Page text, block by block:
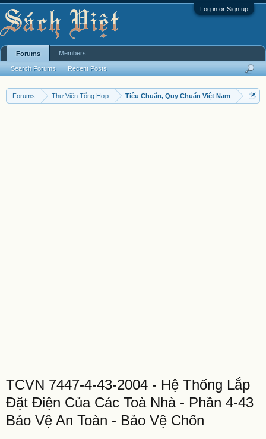
Log in or Sign up
Forums Thư Viện Tổng Hợp Tiêu Chuẩn, Quy Chuẩn Việt Nam
TCVN 7447-4-43-2004 - Hệ Thống Lắp
Đặt Điện Của Các Toà Nhà - Phần 4-43
Bảo Vệ An Toàn - Bảo Vệ Chốn
Forums
Search Forums Recent Posts
Members